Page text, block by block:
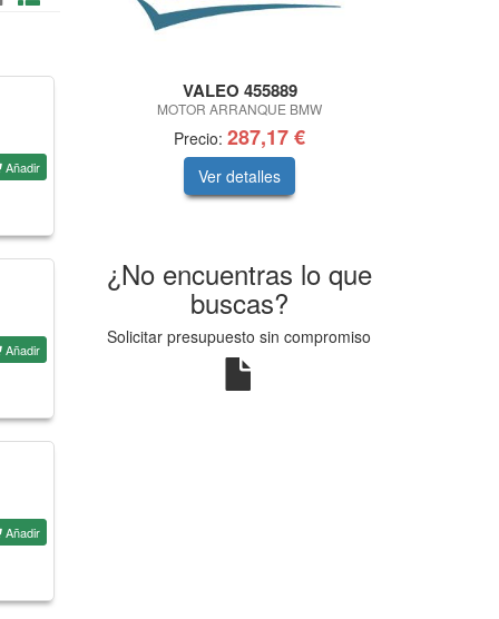
Añadir
Añadir
Añadir
VALEO 455889
MOTOR ARRANQUE BMW
Precio: 287,17 €
Ver detalles
¿No encuentras lo que
buscas?
Solicitar presupuesto sin compromiso